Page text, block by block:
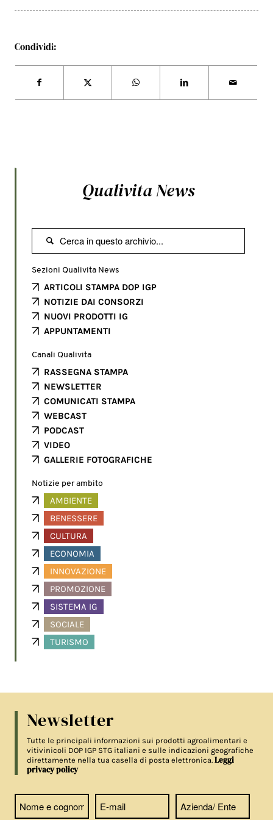
Condividi:
Qualivita News

Sezioni Qualivita News
ARTICOLI STAMPA DOP IGP
NOTIZIE DAI CONSORZI
NUOVI PRODOTTI IG
APPUNTAMENTI
Canali Qualivita
RASSEGNA STAMPA
NEWSLETTER
COMUNICATI STAMPA
WEBCAST
PODCAST
VIDEO
GALLERIE FOTOGRAFICHE
Notizie per ambito
AMBIENTE
BENESSERE
CULTURA
ECONOMIA
INNOVAZIONE
PROMOZIONE
SISTEMA IG
SOCIALE
TURISMO
Newsletter
Tutte le principali informazioni sui prodotti agroalimentari e
vitivinicoli DOP IGP STG italiani e sulle indicazioni geografiche
direttamente nella tua casella di posta elettronica.Leggi
privacy policy